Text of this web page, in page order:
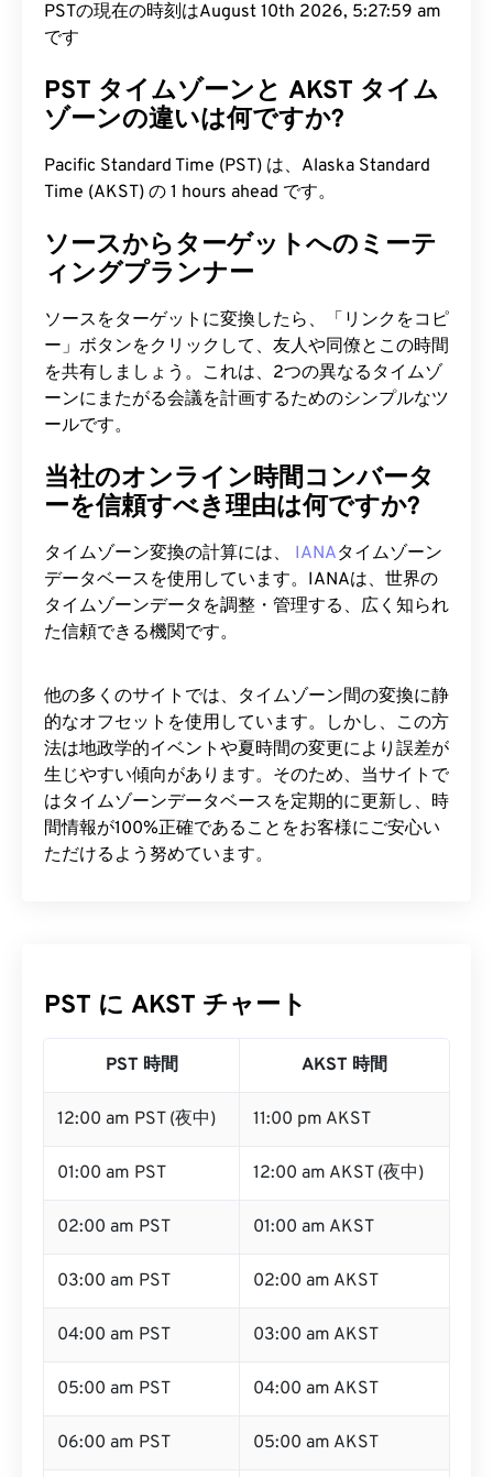
PSTの現在の時刻はAugust 10th 2026, 5:28:00 am
です
PST タイムゾーンと AKST タイム
ゾーンの違いは何ですか?
Pacific Standard Time (PST) は、Alaska Standard
Time (AKST) の 1 hours ahead です。
ソースからターゲットへのミーテ
ィングプランナー
ソースをターゲットに変換したら、「リンクをコピ
ー」ボタンをクリックして、友人や同僚とこの時間
を共有しましょう。これは、2つの異なるタイムゾ
ーンにまたがる会議を計画するためのシンプルなツ
ールです。
当社のオンライン時間コンバータ
ーを信頼すべき理由は何ですか?
タイムゾーン変換の計算には、 IANAタイムゾーン
データベースを使用しています。IANAは、世界の
タイムゾーンデータを調整・管理する、広く知られ
た信頼できる機関です。
他の多くのサイトでは、タイムゾーン間の変換に静
的なオフセットを使用しています。しかし、この方
法は地政学的イベントや夏時間の変更により誤差が
生じやすい傾向があります。そのため、当サイトで
はタイムゾーンデータベースを定期的に更新し、時
間情報が100%正確であることをお客様にご安心い
ただけるよう努めています。
PST に AKST チャート
PST 時間 AKST 時間
12:00 am PST (夜中) 11:00 pm AKST
01:00 am PST 12:00 am AKST (夜中)
02:00 am PST 01:00 am AKST
03:00 am PST 02:00 am AKST
04:00 am PST 03:00 am AKST
05:00 am PST 04:00 am AKST
06:00 am PST 05:00 am AKST